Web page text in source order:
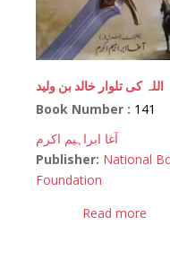
اللہ کی تلوار خالد بن ولید
Book Number : 141
آغا ابراہیم اکرم
Publisher: National
Foundation
Read more